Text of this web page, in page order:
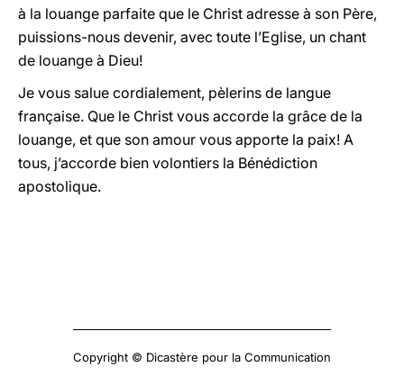
à la louange parfaite que le Christ adresse à son Père,
puissions-nous devenir, avec toute l’Eglise, un chant
de louange à Dieu!
Je vous salue cordialement, pèlerins de langue
française. Que le Christ vous accorde la grâce de la
louange, et que son amour vous apporte la paix! A
tous, j’accorde bien volontiers la Bénédiction
apostolique.
Copyright © Dicastère pour la Communication